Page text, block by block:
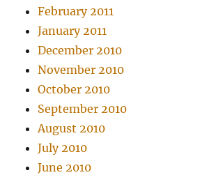
February 2011
January 2011
December 2010
November 2010
October 2010
September 2010
August 2010
July 2010
June 2010